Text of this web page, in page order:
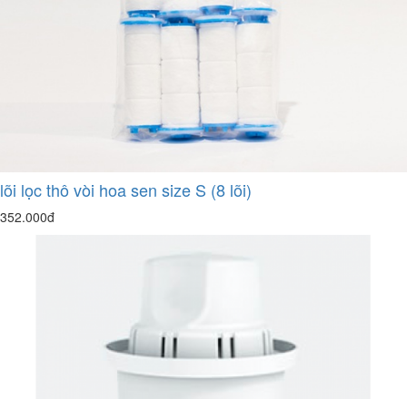
lõi lọc thô vòi hoa sen size S (8 lõi)
352.000đ